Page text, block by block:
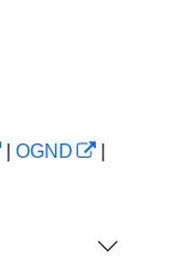
OGND